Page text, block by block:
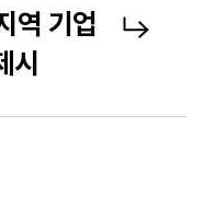
역 기업
시